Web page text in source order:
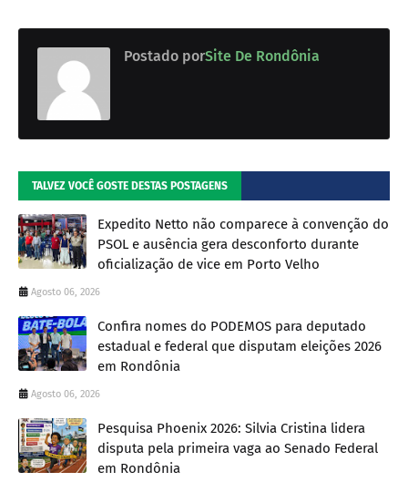
Postado porSite De Rondônia
TALVEZ VOCÊ GOSTE DESTAS POSTAGENS
Expedito Netto não comparece à convenção do
PSOL e ausência gera desconforto durante
oficialização de vice em Porto Velho
Agosto 06, 2026
Confira nomes do PODEMOS para deputado
estadual e federal que disputam eleições 2026
em Rondônia
Agosto 06, 2026
Pesquisa Phoenix 2026: Silvia Cristina lidera
disputa pela primeira vaga ao Senado Federal
em Rondônia